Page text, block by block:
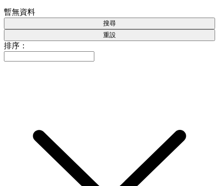
暫無資料
搜尋
重設
排序：